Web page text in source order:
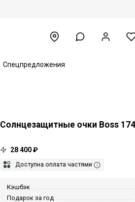
Спецпредложения
Солнцезащитные очки Boss
28 400 ₽
Доступна оплата частями
Кэшбэк
Подарок за год